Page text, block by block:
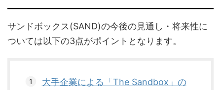
サンドボックス(SAND)の今後の見通し・将来性に
ついては以下の3点がポイントとなります。
大手企業による「The Sandbox」の